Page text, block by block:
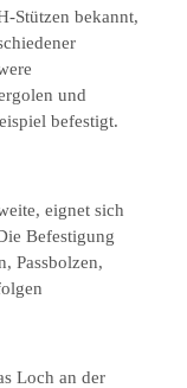
Stützen bekannt,
und
befestigt.
eignet sich
Befestigung
Passbolzen,
Loch an der